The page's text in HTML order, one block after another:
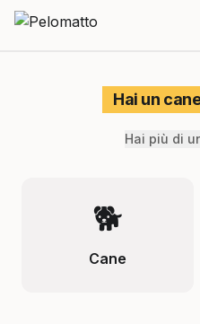
Hai un
Hai più di
🐕
Cane